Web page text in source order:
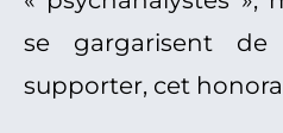
se gargarisent
supporter, cet